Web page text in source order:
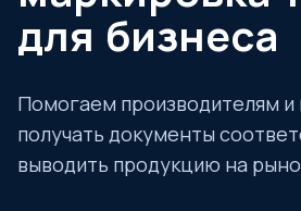
для бизнеса
Помогаем производителям
получать документы
выводить продукцию на